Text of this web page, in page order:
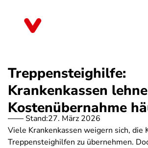
Treppensteighilfe:
Krankenkassen
Kostenübernahme
Stand:27. März 2026
Viele Krankenkassen weigern sich, die
Treppensteighilfen zu übernehmen.